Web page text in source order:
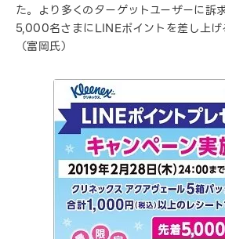
た。より多くのターゲットユーザーに訴
5,000名さまにLINEポイントを差し上げ
（富岡氏）